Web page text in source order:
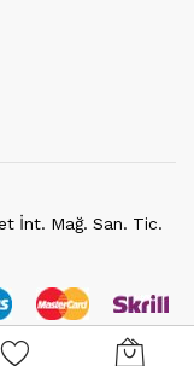
İnt. Mağ. San. Tic.